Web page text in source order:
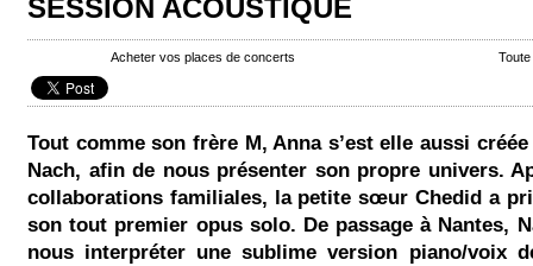
SESSION ACOUSTIQUE
Acheter vos places de concerts
Tout comme son frère M, Anna s’est elle aussi
Nach, afin de nous présenter son propre univers.
collaborations familiales, la petite sœur Chedid a
son tout premier opus solo. De passage à Nantes,
nous interpréter une sublime version piano/voix